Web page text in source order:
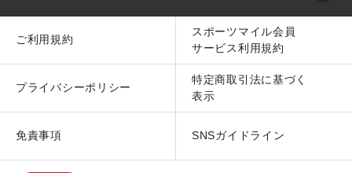
ご利用規約
スポーツマイル会員
サービス利用規約
プライバシーポリシー
特定商取引法に基づく
表示
免責事項 SNSガイドライン